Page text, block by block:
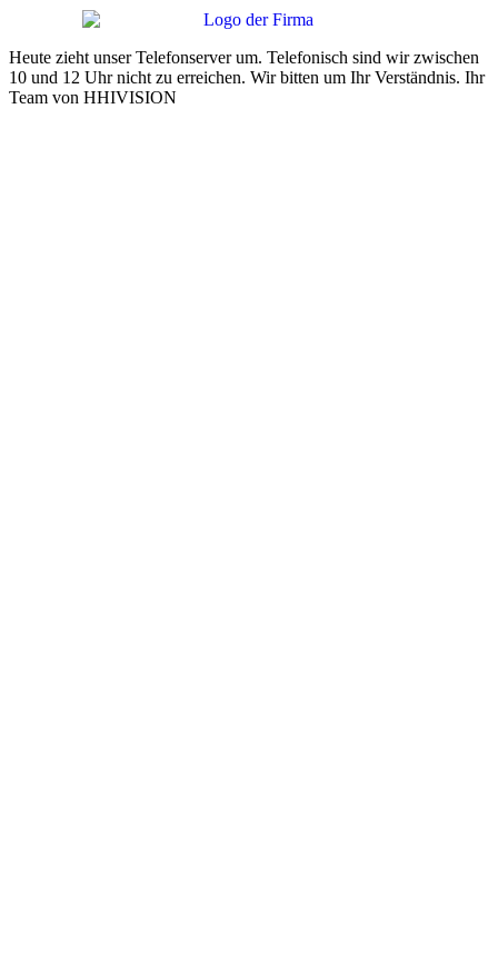
Heute zieht unser Telefonserver um. Telefonisch sind wir zwischen
10 und 12 Uhr nicht zu erreichen. Wir bitten um Ihr Verständnis. Ihr
Team von HHIVISION